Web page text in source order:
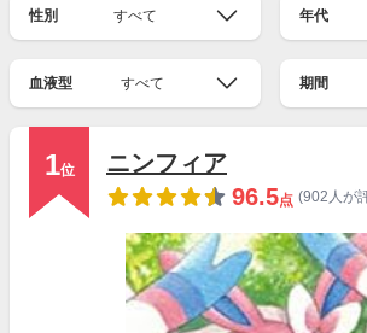
性別 すべて 年代
血液型 すべて 期間
1位
ニンフィア
96.5点 (902人が